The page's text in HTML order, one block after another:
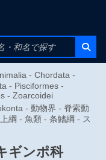
- Chordata -
- Pisciformes -
- Zoarcoidei
- 動物界 - 脊索動
綱 - 魚類 - 条鰭綱 - ス
ギンポ科